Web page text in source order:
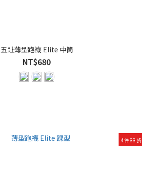
五趾薄型跑襪 Elite 中筒
NT$680
4件 88 折